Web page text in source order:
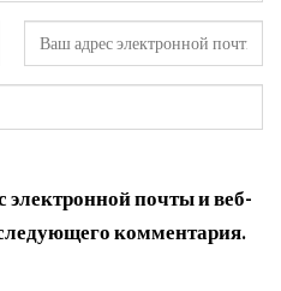
электронной почты и веб-
комментария.